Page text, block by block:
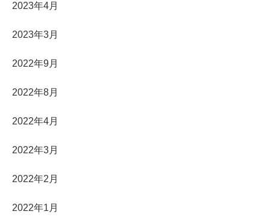
2023年4月
2023年3月
2022年9月
2022年8月
2022年4月
2022年3月
2022年2月
2022年1月